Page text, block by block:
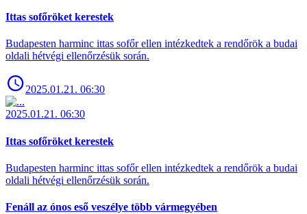
Ittas sofőröket kerestek
Budapesten harminc ittas sofőr ellen intézkedtek a rendőrök a budai
oldali hétvégi ellenőrzésük során.
2025.01.21. 06:30
2025.01.21. 06:30
Ittas sofőröket kerestek
Budapesten harminc ittas sofőr ellen intézkedtek a rendőrök a budai
oldali hétvégi ellenőrzésük során.
Fenáll az ónos eső veszélye több vármegyében